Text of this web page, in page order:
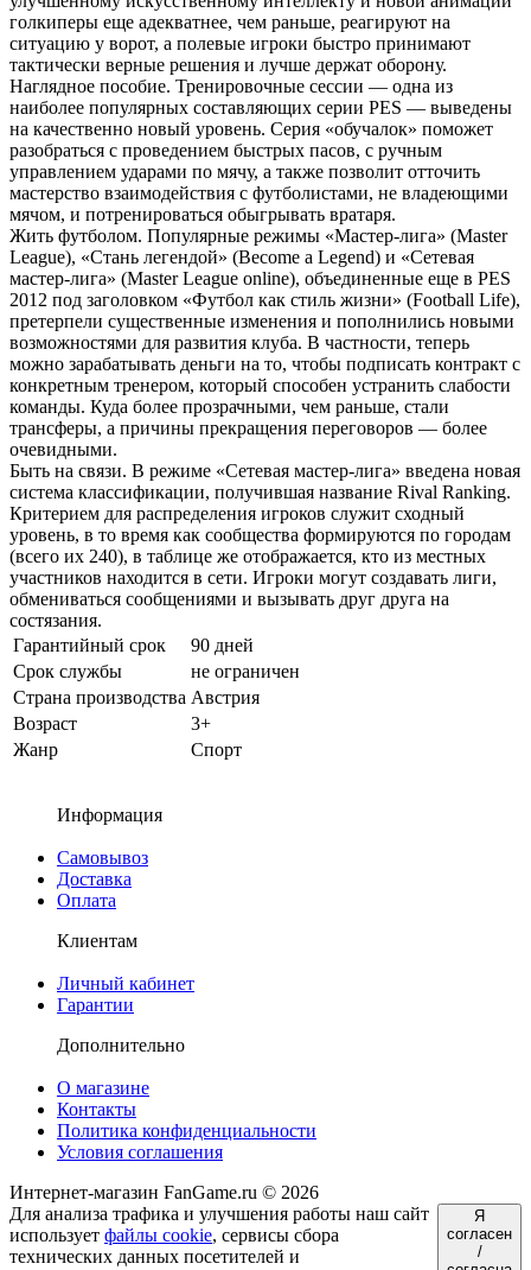
голкиперы еще адекватнее, чем раньше, реагируют на
ситуацию у ворот, а полевые игроки быстро принимают
тактически верные решения и лучше держат оборону.
Наглядное пособие. Тренировочные сессии — одна из
наиболее популярных составляющих серии PES — выведены
на качественно новый уровень. Серия «обучалок» поможет
разобраться с проведением быстрых пасов, с ручным
управлением ударами по мячу, а также позволит отточить
мастерство взаимодействия с футболистами, не владеющими
мячом, и потренироваться обыгрывать вратаря.
Жить футболом. Популярные режимы «Мастер-лига» (Master
League), «Стань легендой» (Become a Legend) и «Сетевая
мастер-лига» (Master League online), объединенные еще в PES
2012 под заголовком «Футбол как стиль жизни» (Football Life),
претерпели существенные изменения и пополнились новыми
возможностями для развития клуба. В частности, теперь
можно зарабатывать деньги на то, чтобы подписать контракт с
конкретным тренером, который способен устранить слабости
команды. Куда более прозрачными, чем раньше, стали
трансферы, а причины прекращения переговоров — более
очевидными.
Быть на связи. В режиме «Сетевая мастер-лига» введена новая
система классификации, получившая название Rival Ranking.
Критерием для распределения игроков служит сходный
уровень, в то время как сообщества формируются по городам
(всего их 240), в таблице же отображается, кто из местных
участников находится в сети. Игроки могут создавать лиги,
обмениваться сообщениями и вызывать друг друга на
состязания.
Гарантийный срок
90 дней
Срок службы
не ограничен
Страна производства Австрия
Возраст
3+
Жанр
Спорт
Информация
Самовывоз
Доставка
Оплата
Клиентам
Личный кабинет
Гарантии
Дополнительно
О магазине
Контакты
Политика конфиденциальности
Условия соглашения
Интернет-магазин FanGame.ru © 2026
Для анализа трафика и улучшения работы наш сайт
использует файлы cookie, сервисы сбора
технических данных посетителей и
Я
согласен
/